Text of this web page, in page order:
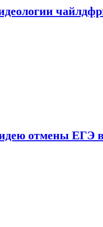
отмены ЕГЭ